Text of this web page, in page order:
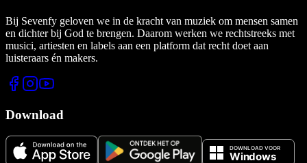
Bij Sevenfy geloven we in de kracht van muziek om mensen samen
en dichter bij God te brengen. Daarom werken we rechtstreeks met
musici, artiesten en labels aan een platform dat recht doet aan
luisteraars én makers.
Download